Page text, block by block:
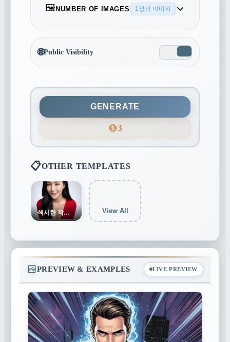
🖼️NUMBER OF IMAGES 1장의 이미지
1
🌐Public Visibility
GENERATE
3
📋OTHER TEMPLATES
섹시한 작은 야생 고양이 View All
PREVIEW & EXAMPLES LIVE PREVIEW